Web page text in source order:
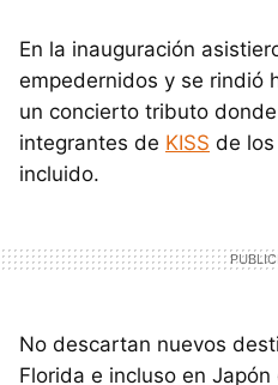
En la inauguración
empedernidos y se rindió
un concierto tributo
integrantes de KISS de
incluido.
No descartan nuevos
Florida e incluso en